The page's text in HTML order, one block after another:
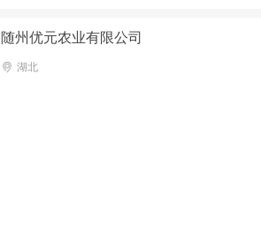
随州优元农业有限公司
湖北